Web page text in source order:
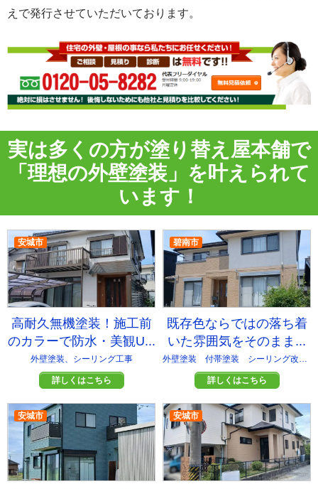
えで発行させていただいております。
実は多くの方が塗り替え屋本舗で
「理想の外壁塗装」 を叶えられて
います！
高耐久無機塗装！施工前
のカラーで防水・美観U...
外壁塗装、シーリング工事
安城市
詳しくはこちら
既存色ならではの落ち着
いた雰囲気をそのまま...
外壁塗装 付帯塗装 シーリング改修 ベランダ防水
碧南市
詳しくはこちら
安城市 安城市